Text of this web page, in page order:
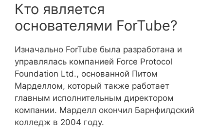
Кто является
основателями ForTube?
Изначально ForTube была разработана и
управлялась компанией Force Protocol
Foundation Ltd., основанной Питом
Марделлом, который также работает
главным исполнительным директором
компании. Марделл окончил Барнфилдский
колледж в 2004 году.